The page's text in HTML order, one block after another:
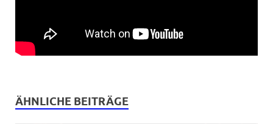
ÄHNLICHE BEITRÄGE